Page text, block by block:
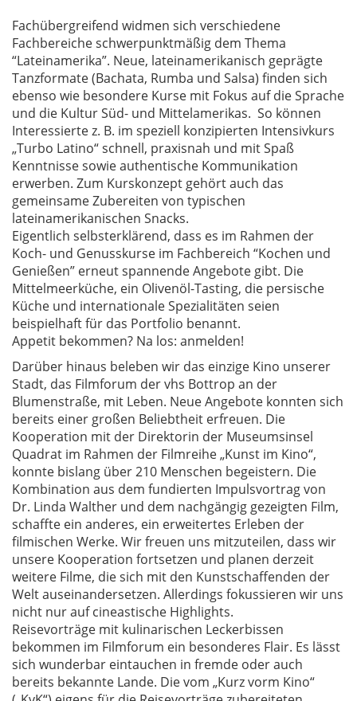
Fachübergreifend widmen sich verschiedene
Fachbereiche schwerpunktmäßig dem Thema
“Lateinamerika”. Neue, lateinamerikanisch geprägte
Tanzformate (Bachata, Rumba und Salsa) finden sich
ebenso wie besondere Kurse mit Fokus auf die Sprache
und die Kultur Süd- und Mittelamerikas. So können
Interessierte z. B. im speziell konzipierten Intensivkurs
„Turbo Latino“ schnell, praxisnah und mit Spaß
Kenntnisse sowie authentische Kommunikation
erwerben. Zum Kurskonzept gehört auch das
gemeinsame Zubereiten von typischen
lateinamerikanischen Snacks.
Eigentlich selbsterklärend, dass es im Rahmen der
Koch- und Genusskurse im Fachbereich “Kochen und
Genießen” erneut spannende Angebote gibt. Die
Mittelmeerküche, ein Olivenöl-Tasting, die persische
Küche und internationale Spezialitäten seien
beispielhaft für das Portfolio benannt.
Appetit bekommen? Na los: anmelden!
Darüber hinaus beleben wir das einzige Kino unserer
Stadt, das Filmforum der vhs Bottrop an der
Blumenstraße, mit Leben. Neue Angebote konnten sich
bereits einer großen Beliebtheit erfreuen. Die
Kooperation mit der Direktorin der Museumsinsel
Quadrat im Rahmen der Filmreihe „Kunst im Kino“,
konnte bislang über 210 Menschen begeistern. Die
Kombination aus dem fundierten Impulsvortrag von
Dr. Linda Walther und dem nachgängig gezeigten Film,
schaffte ein anderes, ein erweitertes Erleben der
filmischen Werke. Wir freuen uns mitzuteilen, dass wir
unsere Kooperation fortsetzen und planen derzeit
weitere Filme, die sich mit den Kunstschaffenden der
Welt auseinandersetzen. Allerdings fokussieren wir uns
nicht nur auf cineastische Highlights.
Reisevorträge mit kulinarischen Leckerbissen
bekommen im Filmforum ein besonderes Flair. Es lässt
sich wunderbar eintauchen in fremde oder auch
bereits bekannte Lande. Die vom „Kurz vorm Kino“